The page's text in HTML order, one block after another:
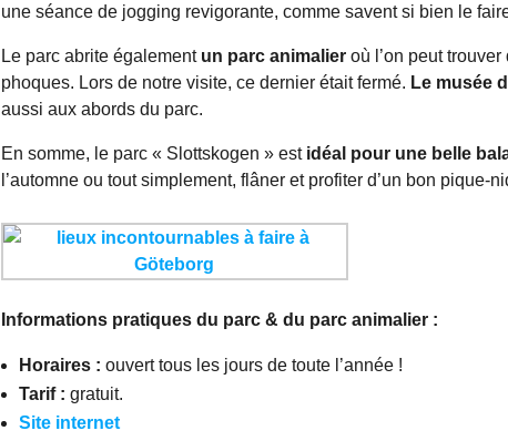
une séance de jogging revigorante, comme savent si bien le
Le parc abrite également un parc animalieroù l’on peut trouver
phoques. Lors de notre visite, ce dernier était fermé. Le musée
aussi aux abords du parc.
En somme, le parc « Slottskogen » est idéal pour une belle
l’automne ou tout simplement, flâner et profiter d’un bon pique-
Informations pratiques du parc & du parc animalier :
Horaires : ouvert tous les jours de toute l’année !
Tarif : gratuit.
Site internet